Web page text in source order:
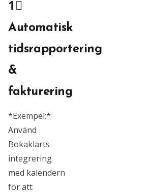
1⃣
Automatisk
tidsrapportering
&
fakturering
*Exempel:*
Använd
Bokaklarts
integrering
med kalendern
för att